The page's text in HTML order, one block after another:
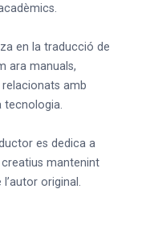
en la traducció de
ara manuals,
amb
tecnologia.
es dedica a
mantenint
original.